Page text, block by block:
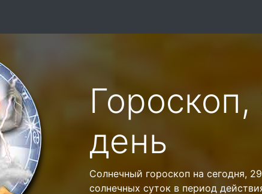
день
Солнечный гороскоп на сегодня,
солнечных суток в период